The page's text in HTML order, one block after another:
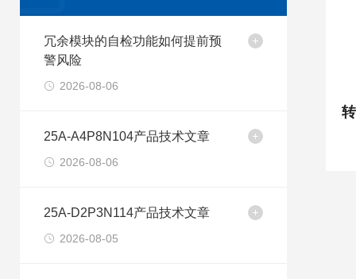
冗余模块的自检功能如何提前预
警风险
2026-08-06
25A-A4P8N104产品技术文章
2026-08-06
25A-D2P3N114产品技术文章
2026-08-05